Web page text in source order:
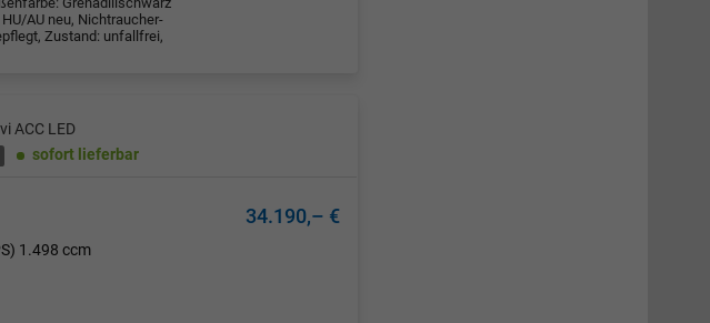
AU neu, Nichtraucher-
Zustand: unfallfrei,
ACC LED
sofort lieferbar
1.498 ccm
34.190,– €